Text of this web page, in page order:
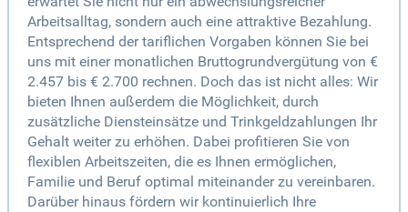
Arbeitsalltag, sondern auch eine attraktive Bezahlung.
Entsprechend der tariflichen Vorgaben können Sie bei
uns mit einer monatlichen Bruttogrundvergütung von €
2.457 bis € 2.700 rechnen. Doch das ist nicht alles: Wir
bieten Ihnen außerdem die Möglichkeit, durch
zusätzliche Diensteinsätze und Trinkgeldzahlungen Ihr
Gehalt weiter zu erhöhen. Dabei profitieren Sie von
flexiblen Arbeitszeiten, die es Ihnen ermöglichen,
Familie und Beruf optimal miteinander zu vereinbaren.
Darüber hinaus fördern wir kontinuierlich Ihre